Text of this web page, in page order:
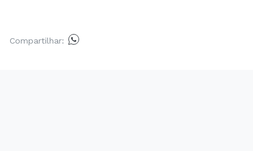
Compartilhar: